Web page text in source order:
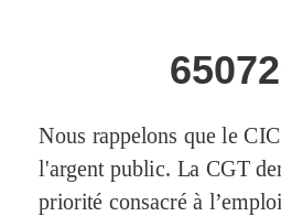
Nous rappelons que le
l'argent public. La CGT
priorité consacré à